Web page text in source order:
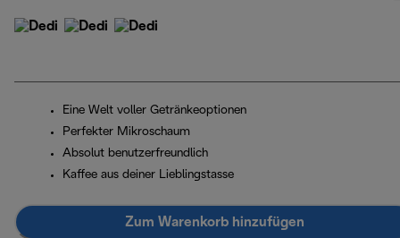
Eine Welt voller Getränkeoptionen
Perfekter Mikroschaum
Absolut benutzerfreundlich
Kaffee aus deiner Lieblingstasse
Zum Warenkorb hinzufügen